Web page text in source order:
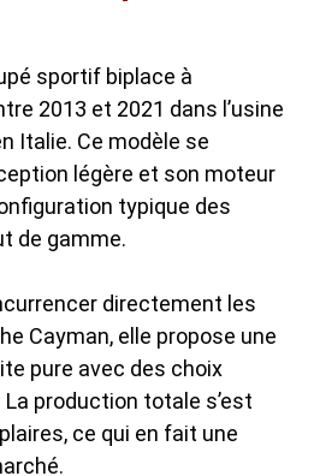
sportif biplace à
2013 et 2021 dans l’usine
Italie. Ce modèle se
légère et son moteur
typique des
de gamme.
directement les
Cayman, elle propose une
pure avec des choix
production totale s’est
ce qui en fait une